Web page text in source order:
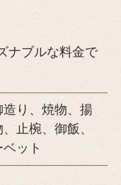
ナブルな料金で
り、焼物、揚
止椀、御飯、
ット